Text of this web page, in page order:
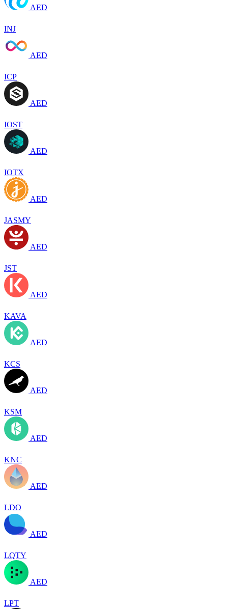
AED
INJ
AED
ICP
AED
IOST
AED
IOTX
AED
JASMY
AED
JST
AED
KAVA
AED
KCS
AED
KSM
AED
KNC
AED
LDO
AED
LQTY
AED
LPT